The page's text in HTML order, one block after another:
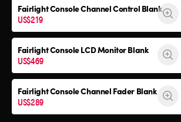
Fairlight ConsoleChannel Control Blank
US$219
Fairlight ConsoleLCD Monitor Blank
US$469
Fairlight ConsoleChannel Fader Blank
US$289